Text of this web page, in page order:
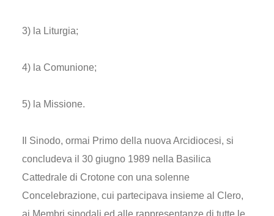
3) la Liturgia;
4) la Comunione;
5) la Missione.
Il Sinodo, ormai Primo della nuova Arcidiocesi, si
concludeva il 30 giugno 1989 nella Basilica
Cattedrale di Crotone con una solenne
Concelebrazione, cui partecipava insieme al Clero,
ai Membri sinodali ed alle rappresentanze di tutte le